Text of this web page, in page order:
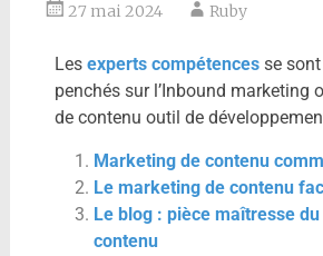
27 mai 2024 Ruby
Les experts compétencesse sont
penchés sur l’Inbound marketing
de contenu outil de
Marketing de contenu
Le marketing de contenu
Le blog : pièce maîtresse
contenu